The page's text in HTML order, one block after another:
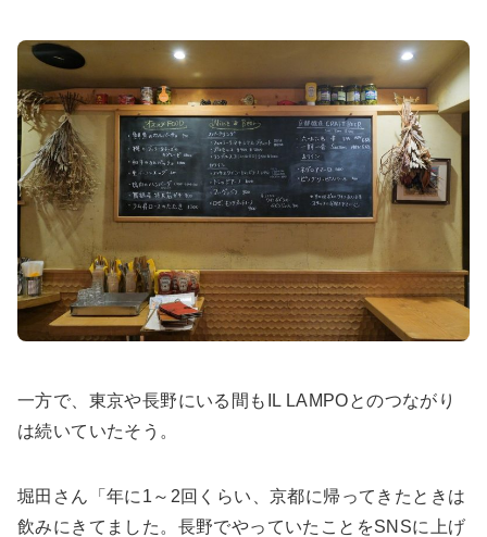
一方で、東京や長野にいる間もIL LAMPOとのつながり
は続いていたそう。
堀田さん「年に1～2回くらい、京都に帰ってきたときは
飲みにきてました。長野でやっていたことをSNSに上げ